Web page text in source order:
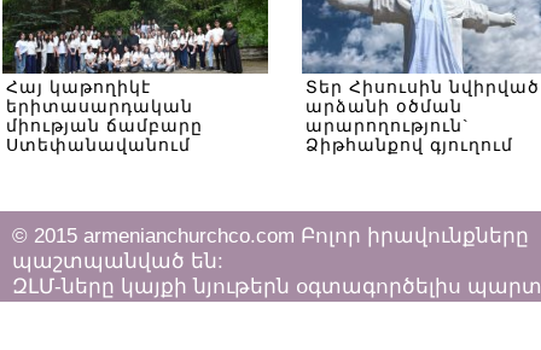
Հայ կաթողիկէ
երիտասարդական
միության ճամբարը
Ստեփանավանում
Տեր Հիսուսին նվիրված
արձանի օծման
արարողություն`
Ձիթհանքով գյուղում
© 2015 armenianchurchco.com Բոլոր իրավունքները
պաշտպանված են:
ԶԼՄ-ները կայքի նյութերն օգտագործելիս